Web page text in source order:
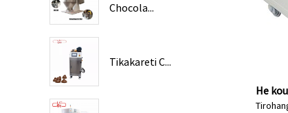
Chocola...
Tikakareti C...
He